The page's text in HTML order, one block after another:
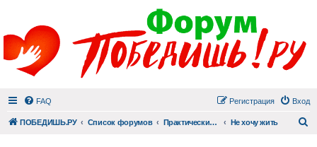
FAQ Вход
Регистрация
ПОБЕДИШЬ.РУ Список форумов Практический раздел Не хочу жить